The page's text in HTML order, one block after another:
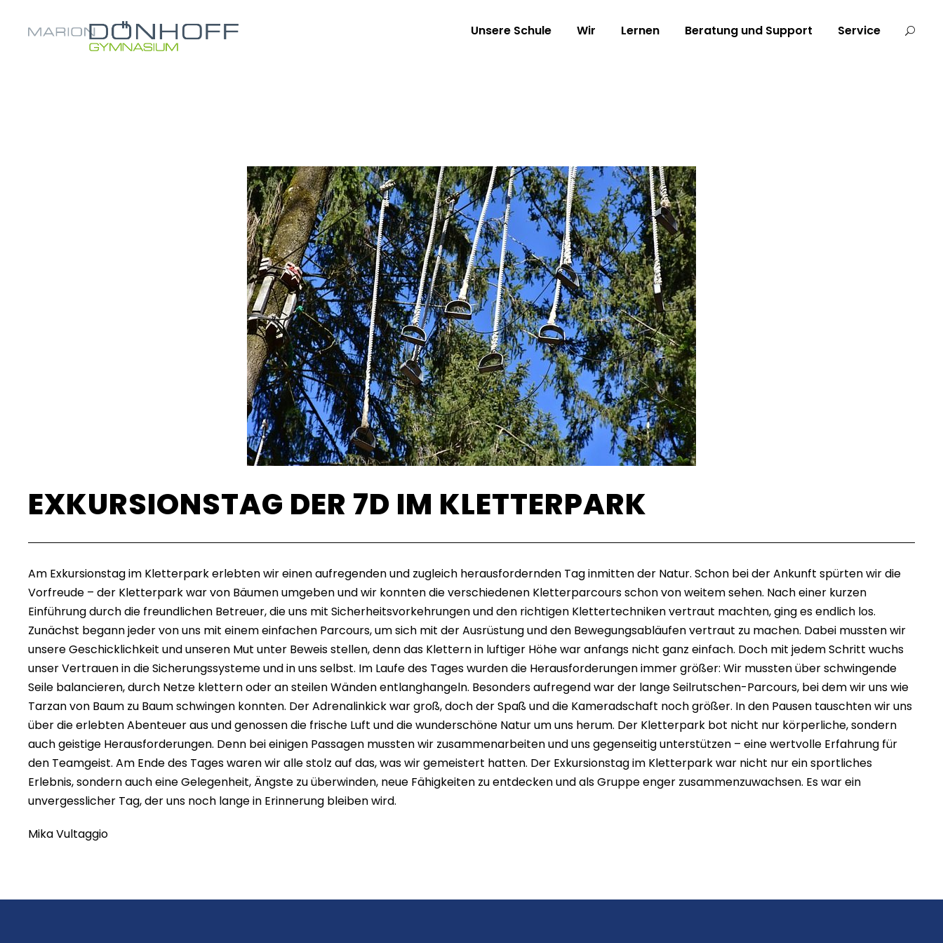
Unsere Schule Wir Lernen Beratung und Support Service
EXKURSIONSTAG DER 7D IM KLETTERPARK
Am Exkursionstag im Kletterpark erlebten wir einen aufregenden und zugleich herausfordernden Tag inmitten der Natur. Schon bei der Ankunft spürten wir die
Vorfreude – der Kletterpark war von Bäumen umgeben und wir konnten die verschiedenen Kletterparcours schon von weitem sehen. Nach einer kurzen
Einführung durch die freundlichen Betreuer, die uns mit Sicherheitsvorkehrungen und den richtigen Klettertechniken vertraut machten, ging es endlich los.
Zunächst begann jeder von uns mit einem einfachen Parcours, um sich mit der Ausrüstung und den Bewegungsabläufen vertraut zu machen. Dabei mussten wir
unsere Geschicklichkeit und unseren Mut unter Beweis stellen, denn das Klettern in luftiger Höhe war anfangs nicht ganz einfach. Doch mit jedem Schritt wuchs
unser Vertrauen in die Sicherungssysteme und in uns selbst. Im Laufe des Tages wurden die Herausforderungen immer größer: Wir mussten über schwingende
Seile balancieren, durch Netze klettern oder an steilen Wänden entlanghangeln. Besonders aufregend war der lange Seilrutschen-Parcours, bei dem wir uns wie
Tarzan von Baum zu Baum schwingen konnten. Der Adrenalinkick war groß, doch der Spaß und die Kameradschaft noch größer. In den Pausen tauschten wir uns
über die erlebten Abenteuer aus und genossen die frische Luft und die wunderschöne Natur um uns herum. Der Kletterpark bot nicht nur körperliche, sondern
auch geistige Herausforderungen. Denn bei einigen Passagen mussten wir zusammenarbeiten und uns gegenseitig unterstützen – eine wertvolle Erfahrung für
den Teamgeist. Am Ende des Tages waren wir alle stolz auf das, was wir gemeistert hatten. Der Exkursionstag im Kletterpark war nicht nur ein sportliches
Erlebnis, sondern auch eine Gelegenheit, Ängste zu überwinden, neue Fähigkeiten zu entdecken und als Gruppe enger zusammenzuwachsen. Es war ein
unvergesslicher Tag, der uns noch lange in Erinnerung bleiben wird.
Mika Vultaggio